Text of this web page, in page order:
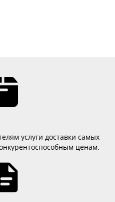
услуги доставки самых
ценам.